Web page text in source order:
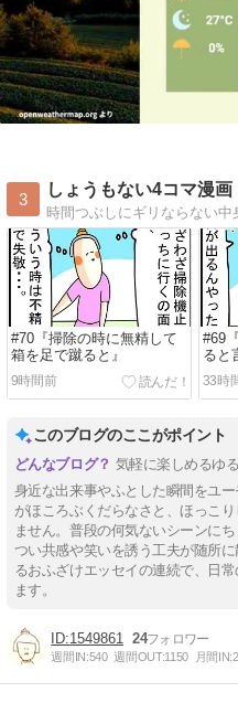
3
しょうもない4コマ漫画
時間つぶしにギリならない
#70『掃除の時に無精して
箱を足で蹴ると』
9時間前
#69
ると
33時
このブログのここがポイント
気軽に楽しめるゆ
身近な出来事やふとした瞬間をユ
がほころぶくだらなさと、ほっこ
ません。普段の何気ないシーンに
つい共感や笑いを誘う工夫が随所
るおふざけエッセイの連続で、日
ます。
1549861 24
週間IN:540 週間OUT:1150 月間IN: